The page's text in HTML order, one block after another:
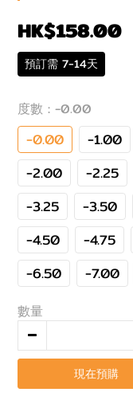
HK$158.00
預訂需 7-14天
度數 : -0.00
-0.00 -1.00
-2.00
-2.25
-3.25
-3.50
-4.50
-4.75
-6.50
-7.00
數量
現在預購